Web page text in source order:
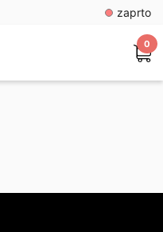
zaprto
0